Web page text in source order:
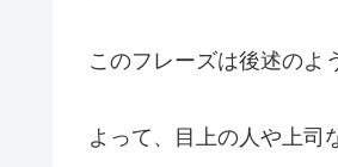
このフレーズは後述のよ
よって、目上の人や上司